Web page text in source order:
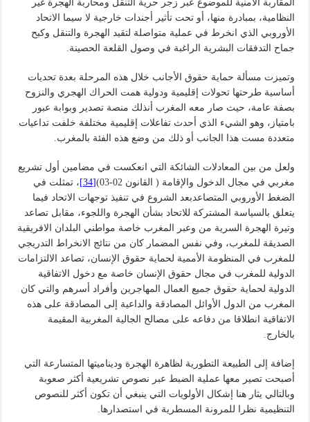
المقاربة الأمنية للموضوع عبر زجر حرية التنقل ومحاربة الهجرة غير
النظامية، بمبادرة منها، أو تحت تأثير أجندات خارجية لا سيما الاتحاد
الأوروبي الذي انخرط في عملية متواصلة لتقيد الهجرة والتنقل وكبح
جماح التدفقات البشرية الراغبة في وصول القلعة الحصينة.
وتميزت مسألة حماية حقوق الأجانب خلال هذه المرحلة بعدة تحديات
أساسية طرحتها تحولات إقليمية ودولية همت الحراك الهجري والنزوح
بصفة عامة، حيث صار معه المغرب أنذلك منصة تصدير وبوابة عبور
بامتياز، وهو الشيء الذي أحدث تفاعلات إقليمية مختلفة خلفت تداعيات
متعددة مست هذا الجانب أو ذلك من وضع هذه الفئة بالمغرب.
ولعل من بين المعادلات الشائكة التي انعكست في مضامين أول تشريع
مغربي في مجال الدخول والإقامة ( القانون 02-03)
[34]
، تمثلت في
الضغط الأوروبي المتصاعدبعد الشروع في تنفيذ توجهات الاتحاد فيما
يتعلق بالسياسة المشتركة للاتحاد بشأن الهجرة واللجوء، مقابل تصاعد
وتيرة الهجرة السرية من وعبر المغرب خاصة مواطني البلدان الافريقية
الصديقة للمغرب، وفي نفس المضمار كان من نتائج الانخراط التدريجي
للمغرب في المنظومة الأممية لحماية حقوق الإنسان، تصاعد الالتزامات
الدولية للمغرب في مجال حقوق الإنسان خاصة مع دخول الاتفاقية
الدولية لحماية حقوق جميع العمال المهاجرين وأفراد أسرهم والتي كان
المغرب من الدول الأوائل المصادقة والداعية إلى المصادقة على هذه
الاتفاقية انطلاقا من دفاعه على مصالح الجالية المغربية المقيمة
بالخارج.
إضافة إلى الطبيعة التطورية لظاهرة الهجرة وديناميتها المتسارعة التي
أصبحت تصير معها عملية الضبط عبر نصوص تشريعية أكثر صعوبة
وبالتالي يثار هنا إشكال الأولويات التي ينبغي أن تكون أكثر للنصوص
التنظيمية نظرا للمرونة المسطرية في استصدارها.